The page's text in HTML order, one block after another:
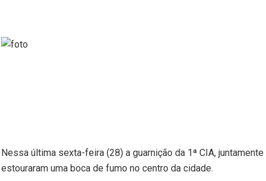
Nessa última sexta-feira (28) a guarnição da 1ª CIA,
estouraram uma boca de fumo no centro da cidade.